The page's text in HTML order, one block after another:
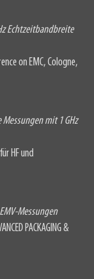
Echtzeitbandbreite
on EMC, Cologne,
mit 1 GHz
HF und
Messungen
PACKAGING &